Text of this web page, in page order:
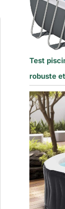
Test
robuste